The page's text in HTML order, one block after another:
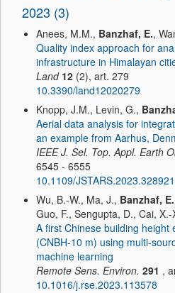
2023 (3)
Anees, M.M., Banzhaf, E.,
Quality index approach for
infrastructure in Himalayan
Land 12 (2), art. 279
10.3390/land12020279
Knopp, J.M., Levin, G.,
Aerial data analysis for
an example from Aarhus,
IEEE J. Sel. Top. Appl. Earth
6545 - 6555
10.1109/
Wu, B.-W., Ma, J., Banzhaf, E.
Guo, F., Sengupta, D., Cai,
A first Chinese building height
(CNBH-10 m) using multi-
machine learning
Remote Sens. Environ. 291 ,
10.1016/j.rse.2023.113578